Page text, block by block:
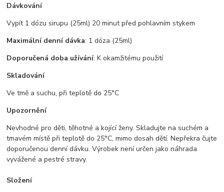
Dávkování
Vypít 1 dózu sirupu (25ml) 20 minut před pohlavním stykem
Maximální denní dávka: 1 dóza (25ml)
Doporučená doba užívání: K okamžitému použití
Skladování
Ve tmě a suchu, při teplotě do 25°C
Upozornění
Nevhodné pro děti, těhotné a kojící ženy. Skladujte na suchém a
tmavém místě při teplotě do 25°C, mimo dosah dětí. Nepřekra čujte
doporučenou denní dávku. Výrobek není určen jako náhrada
vyvážené a pestré stravy.
Složení